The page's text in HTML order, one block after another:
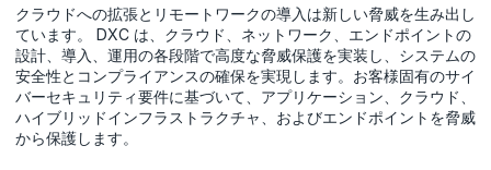
クラウドへの拡張とリモートワークの導入は新しい脅威を生み出し
ています。 DXC は、クラウド、ネットワーク、エンドポイントの
設計、導入、運用の各段階で高度な脅威保護を実装し、システムの
安全性とコンプライアンスの確保を実現します。お客様固有のサイ
バーセキュリティ要件に基づいて、アプリケーション、クラウド、
ハイブリッドインフラストラクチャ、およびエンドポイントを脅威
から保護します。